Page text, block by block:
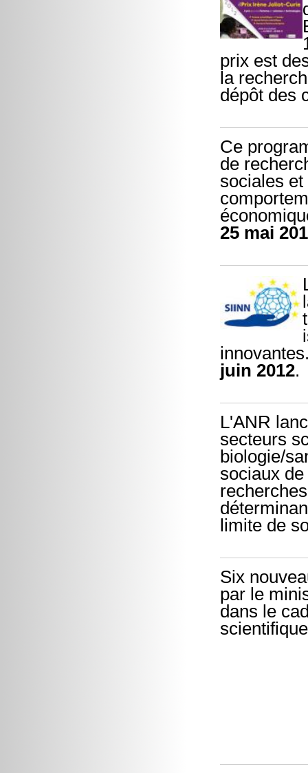
prix est
la
dépôt des
Ce
de
sociales
25 mai
juin 2012.
L'ANR
secteurs
biologie/
sociaux
limite de
Six
par le
dans le